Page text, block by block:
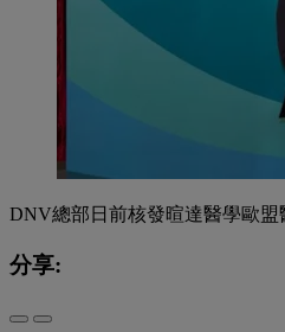
DNV總部日前核發暄達醫學歐盟
分享: